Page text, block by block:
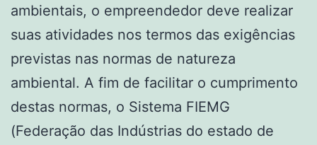
ambientais, o empreendedor deve realizar
suas atividades nos termos das exigências
previstas nas normas de natureza
ambiental. A fim de facilitar o cumprimento
destas normas, o Sistema FIEMG
(Federação das Indústrias do estado de